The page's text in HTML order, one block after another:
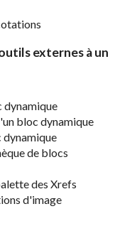
externes à un
dynamique
bloc dynamique
de blocs
des Xrefs
d'image